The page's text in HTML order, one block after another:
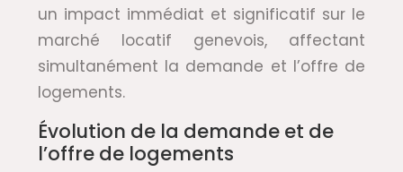
un impact immédiat et significatif sur le
marché locatif genevois, affectant
simultanément la demande et l’offre de
logements.
Évolution de la demande et de
l’offre de logements